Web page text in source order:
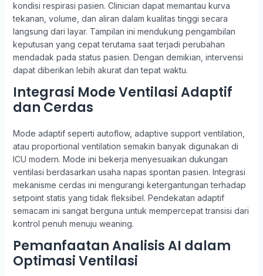
kondisi respirasi pasien. Clinician dapat memantau kurva
tekanan, volume, dan aliran dalam kualitas tinggi secara
langsung dari layar. Tampilan ini mendukung pengambilan
keputusan yang cepat terutama saat terjadi perubahan
mendadak pada status pasien. Dengan demikian, intervensi
dapat diberikan lebih akurat dan tepat waktu.
Integrasi Mode Ventilasi Adaptif
dan Cerdas
Mode adaptif seperti autoflow, adaptive support ventilation,
atau proportional ventilation semakin banyak digunakan di
ICU modern. Mode ini bekerja menyesuaikan dukungan
ventilasi berdasarkan usaha napas spontan pasien. Integrasi
mekanisme cerdas ini mengurangi ketergantungan terhadap
setpoint statis yang tidak fleksibel. Pendekatan adaptif
semacam ini sangat berguna untuk mempercepat transisi dari
kontrol penuh menuju weaning.
Pemanfaatan Analisis AI dalam
Optimasi Ventilasi